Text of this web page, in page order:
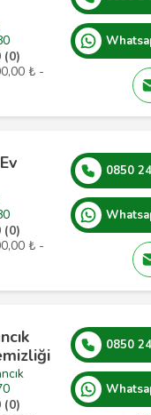
(0)
₺ -
(0)
₺ -
0850
(0)
0850